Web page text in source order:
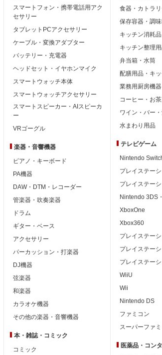
スマートフォン・携帯電話用アク
セサリー
タブレットPCアクセサリー
ケーブル・変換アダプター
バッテリー・充電器
ヘッドセット・イヤホンマイク
スマートウォッチ本体
スマートウォッチアクセサリー
スマートスピーカー・AIスピーカ
ー
VRゴーグル
楽器・音響機器
ピアノ・キーボード
PA機器
DAW・DTM・レコーダー
管楽器・吹奏楽器
ドラム
ギター・ベース
アクセサリー
パーカッション・打楽器
DJ機器
弦楽器
和楽器
カラオケ機器
その他の楽器・音響機器
本・雑誌・コミック
コミック
食器・カトラ
保存容器・調
キッチン消耗品
キッチン整理
弁当箱・水筒
配膳用品・キ
業務用厨房機
コーヒー・お
ワイン・バー
水まわり用品
テレビゲーム
Nintendo
プレイステー
プレイステー
Nintendo 3DS
XboxOne
Xbox360
プレイステー
プレイステー
プレイステー
WiiU
Wii
Nintendo DS
ファミコン
スーパーファ
医薬品・コン